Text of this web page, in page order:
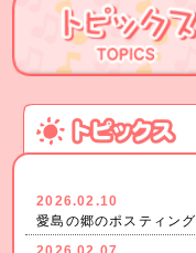
2026.02.10
愛島の郷のポスティング